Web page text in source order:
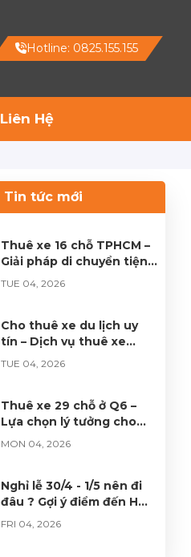
Hotline: 0825.155.155
Liên Hệ
Tin tức mới
Thuê xe 16 chỗ TPHCM –
Giải pháp di chuyển tiện
lợi cho mọi hành trình
TUE 04, 2026
Cho thuê xe du lịch uy
tín – Dịch vụ thuê xe
chuyên nghiệp tại
TUE 04, 2026
Thuê xe 29 chỗ ở Q6 –
Lựa chọn lý tưởng cho
đoàn đông tại TPHCM
MON 04, 2026
Nghỉ lễ 30/4 - 1/5 nên đi
đâu ? Gợi ý điểm đến HOT
không thể bỏ lỡ
FRI 04, 2026